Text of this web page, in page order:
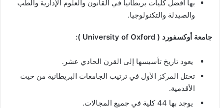
بها أفضل كليات بريطانيا في القانون والعلوم الإدارية والطب
والصيدلة والتكنولوجيا.
جامعة أوكسفورد ( University of Oxford ):
يعود تاريخ تأسيسها إلى القرن الحادي عشر.
تحتل المركز الأول في ترتيب الجامعات البريطانية من حيث
الأقدمية.
يوجد بها 44 كلية في جميع المجالات.